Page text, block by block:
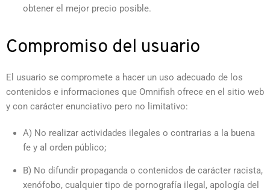
obtener el mejor precio posible.
Compromiso del usuario
El usuario se compromete a hacer un uso adecuado de los
contenidos e informaciones que Omnifish ofrece en el sitio web
y con carácter enunciativo pero no limitativo:
A) No realizar actividades ilegales o contrarias a la buena
fe y al orden público;
B) No difundir propaganda o contenidos de carácter racista,
xenófobo, cualquier tipo de pornografía ilegal, apología del